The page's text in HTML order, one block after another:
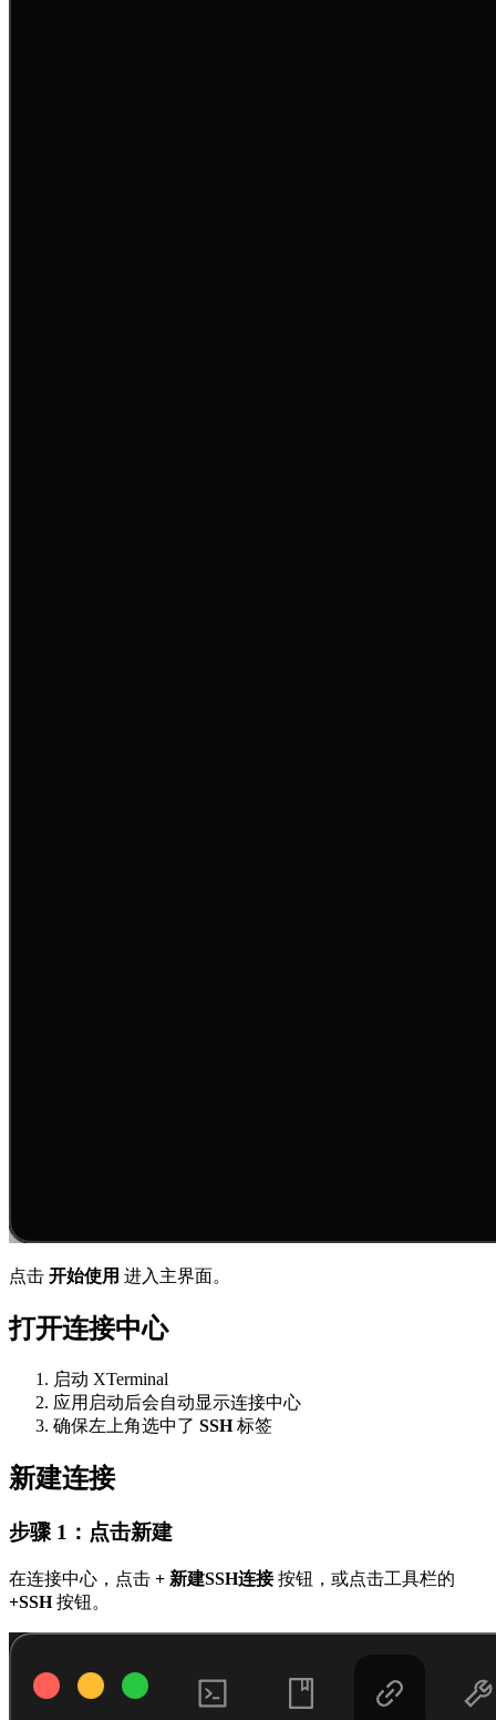
点击 开始使用 进入主界面。
打开连接中心
启动 XTerminal
应用启动后会自动显示连接中心
确保左上角选中了 SSH标签
新建连接
步骤 1：点击新建
在连接中心，点击 + 新建SSH连接按钮，或点击工具栏的
+SSH按钮。